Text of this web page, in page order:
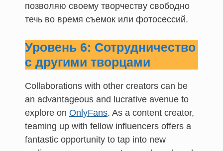
позволяю своему творчеству свободно
течь во время съемок или фотосессий.
Уровень 6: Сотрудничество
с другими творцами
Collaborations with other creators can be
an advantageous and lucrative avenue to
explore on OnlyFans. As a content creator,
teaming up with fellow influencers offers a
fantastic opportunity to tap into new